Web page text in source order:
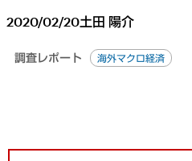
2020/02/20土田 陽介
調査レポート 海外マクロ経済